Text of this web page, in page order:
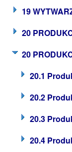
19
20
20
20.1
20.2
20.3
20.4